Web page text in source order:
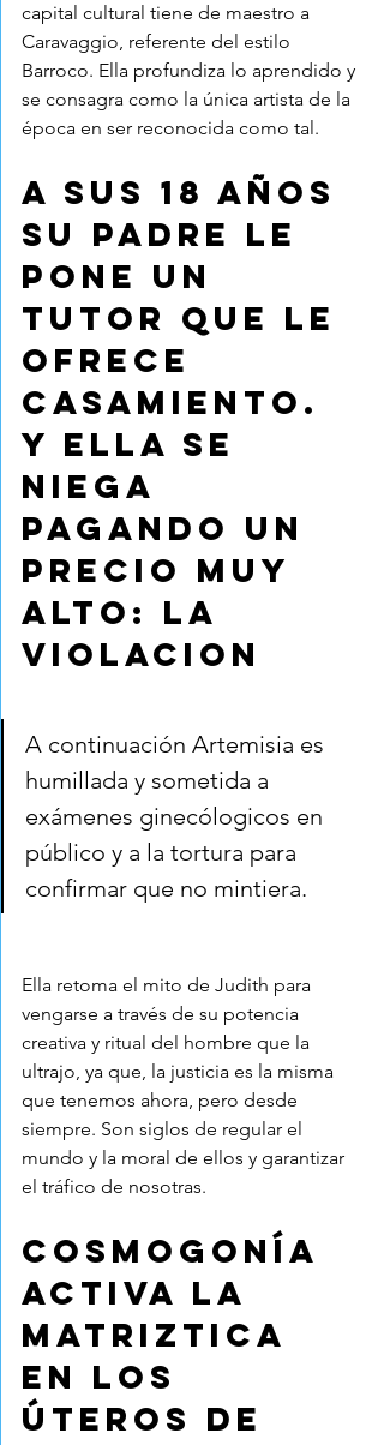
capital cultural tiene de maestro a
Caravaggio, referente del estilo
Barroco. Ella profundiza lo aprendido y
se consagra como la única artista de la
época en ser reconocida como tal.
A sus 18 años
su padre le
pone un
tutor que le
ofrece
casamiento.
Y ella se
niega
pagando un
precio muy
alto: la
violacion
A continuación Artemisia es
humillada y sometida a
exámenes ginecólogicos en
público y a la tortura para
confirmar que no mintiera.
Ella retoma el mito de Judith para
vengarse a través de su potencia
creativa y ritual del hombre que la
ultrajo, ya que, la justicia es la misma
que tenemos ahora, pero desde
siempre. Son siglos de regular el
mundo y la moral de ellos y garantizar
el tráfico de nosotras.
Cosmogonía
activa la
matriztica
en los
úteros de